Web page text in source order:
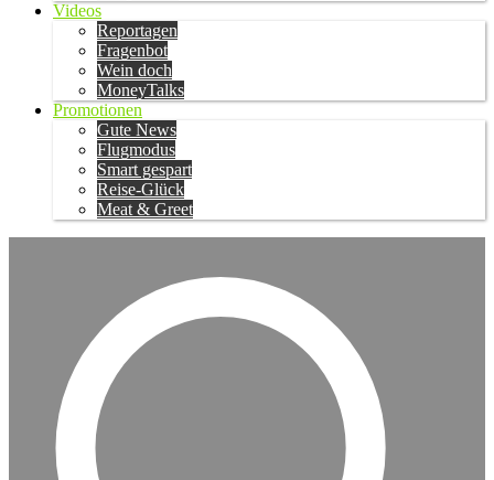
Videos
Reportagen
Fragenbot
Wein doch
MoneyTalks
Promotionen
Gute News
Flugmodus
Smart gespart
Reise-Glück
Meat & Greet